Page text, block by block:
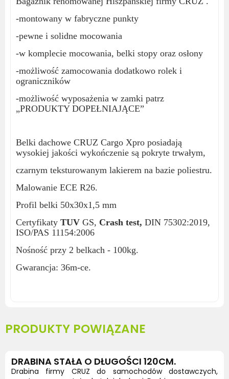
-montowany w fabryczne punkty
-pewne i solidne mocowania
-w komplecie mocowania, belki stopy oraz osłony
-możliwość zamocowania dodatkowo rolek i
ograniczników
-możliwość wyposażenia w zamki patrz
„PRODUKTY DOPEŁNIAJĄCE”
Belki dachowe CRUZ Cargo Xpro posiadają
wysokiej jakości wykończenie są pokryte trwałym,
czarnym teksturowanym lakierem na bazie poliestru.
Malowanie ECE R26.
Profil belki 50x30x1,5 mm
Certyfikaty TUV GS, Crash test, DIN 75302:2019,
ISO/PAS 11154:2006
Nośność przy 2 belkach - 100kg.
Gwarancja: 36m-ce.
PRODUKTY POWIĄZANE
DRABINA STAŁA O DŁUGOŚCI 120CM.
Drabina firmy CRUZ do samochodów dostawczych,